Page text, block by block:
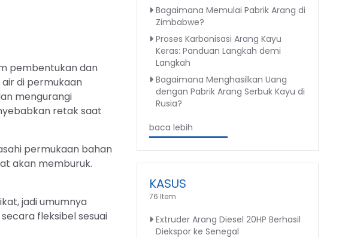
pembentukan dan
di permukaan
mengurangi
retak saat
permukaan bahan
akan memburuk.
jadi umumnya
fleksibel sesuai
Bagaimana Memulai Pabrik Arang di
Zimbabwe?
Proses Karbonisasi Arang Kayu
Keras: Panduan Langkah demi
Langkah
Bagaimana Menghasilkan Uang
dengan Pabrik Arang Serbuk Kayu di
Rusia?
baca lebih
KASUS
76 Item
Extruder Arang Diesel 20HP Berhasil
Diekspor ke Senegal